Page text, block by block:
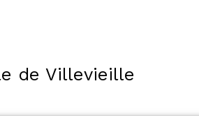
de Villevieille